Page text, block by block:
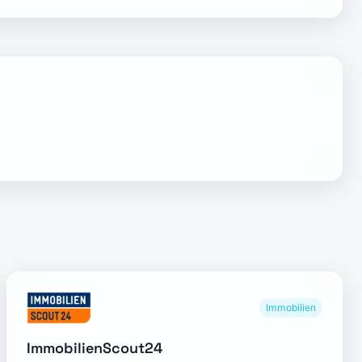
Immobilien
ImmobilienScout24